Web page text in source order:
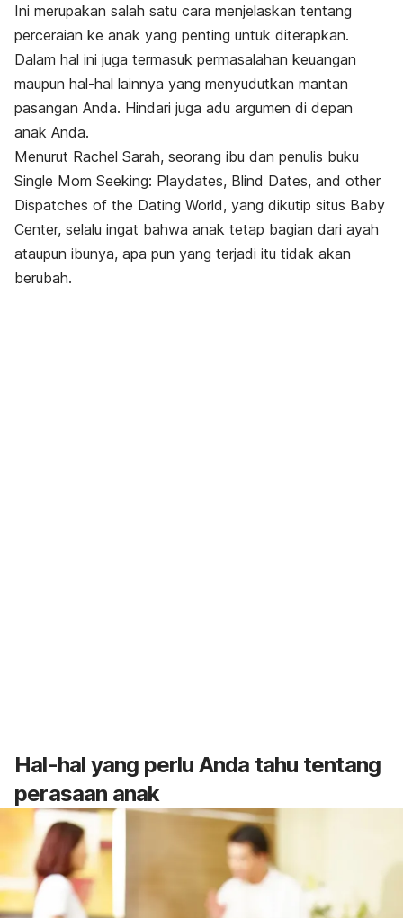
Ini merupakan salah satu cara menjelaskan tentang
perceraian ke anak yang penting untuk diterapkan.
Dalam hal ini juga termasuk permasalahan keuangan
maupun hal-hal lainnya yang menyudutkan mantan
pasangan Anda. Hindari juga adu argumen di depan
anak Anda.
Menurut Rachel Sarah, seorang ibu dan penulis buku
Single Mom Seeking: Playdates, Blind Dates, and other
Dispatches of the Dating World, yang dikutip situs Baby
Center, selalu ingat bahwa anak tetap bagian dari ayah
ataupun ibunya, apa pun yang terjadi itu tidak akan
berubah.
Hal-hal yang perlu Anda tahu tentang
perasaan anak